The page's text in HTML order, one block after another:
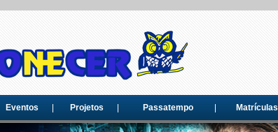
Eventos Projetos Passatempo Matrículas